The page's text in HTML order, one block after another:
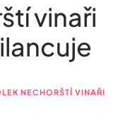
vinaři
NECHORŠTÍ VINAŘI